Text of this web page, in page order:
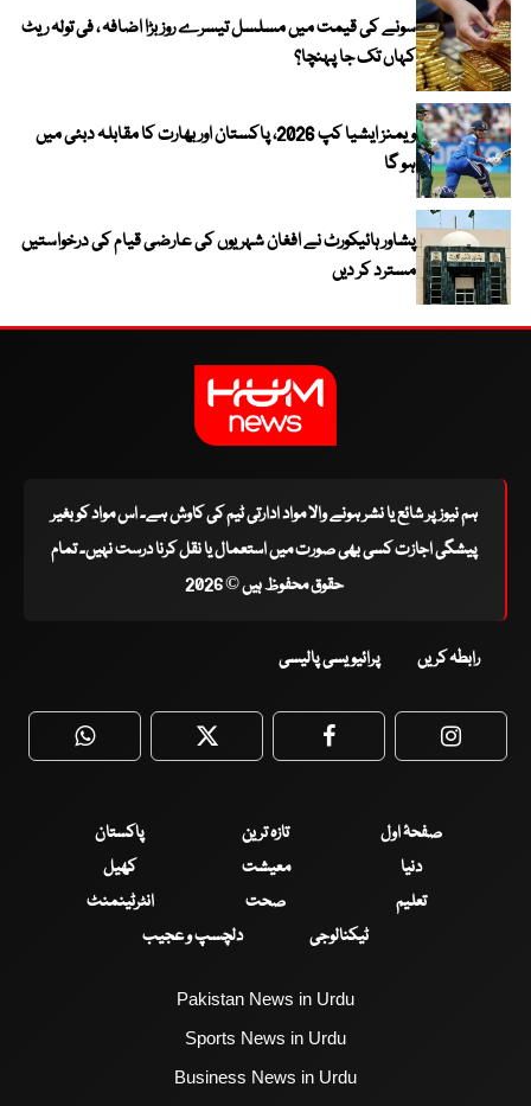
سونے کی قیمت میں مسلسل تیسرے روز بڑا اضافہ ، فی تولہ ریٹ
کہاں تک جا پہنچا؟
ویمنز ایشیا کپ 2026، پاکستان اور بھارت کا مقابلہ دبئی میں
ہو گا
پشاور ہائیکورٹ نے افغان شہریوں کی عارضی قیام کی درخواستیں
مسترد کر دیں
ہم نیوز پر شائع یا نشر ہونے والا مواد ادارتی ٹیم کی کاوش ہے۔ اس مواد کو بغیر
پیشگی اجازت کسی بھی صورت میں استعمال یا نقل کرنا درست نہیں۔ تمام
حقوق محفوظ ہیں © 2026
رابطہ کریں پرائیویسی پالیسی
WhatsApp Twitter Facebook
صفحۂ اول تازہ ترین
پاکستان
دنیا
معیشت
کھیل
تعلیم
صحت
انٹرٹینمنٹ
ٹیکنالوجی
دلچسپ و عجیب
Pakistan News in Urdu
Sports News in Urdu
Business News in Urdu